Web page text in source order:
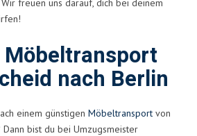
freuen uns darauf, dich bei deinem
nach Berlin
einem günstigen Möbeltransport von
Dann bist du bei Umzugsmeister